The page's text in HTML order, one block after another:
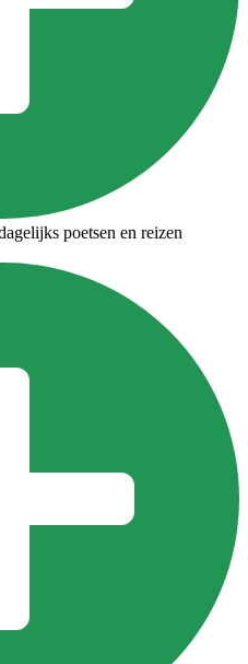
poetsen en reizen